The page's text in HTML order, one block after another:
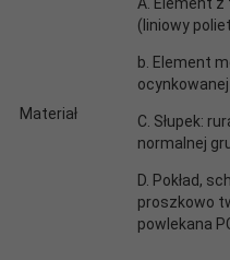
Materiał
(liniowy
b. Element
ocynkowanej
C. Słupek:
normalnej
D. Pokład,
proszkowo
powlekana